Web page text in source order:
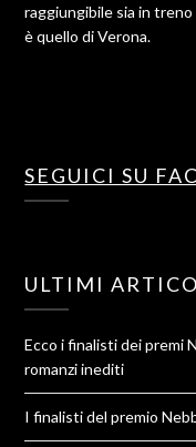
raggiungibile sia in
è quello di Verona.
SEGUICI SU
ULTIMI
Ecco i finalisti dei premi
romanzi inediti
I finalisti del premio